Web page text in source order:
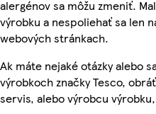
alergénov sa môžu zmeniť.
výrobku a nespoliehať sa len
webových stránkach.
Ak máte nejaké otázky alebo
výrobkoch značky Tesco,
servis, alebo výrobcu